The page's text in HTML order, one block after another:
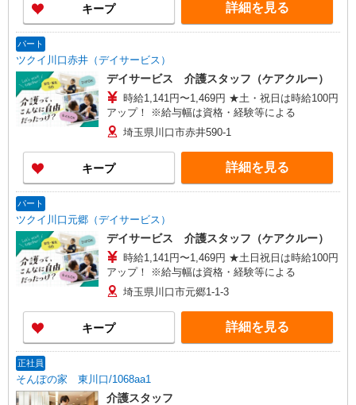
キープ 詳細を見る
パート
ツクイ川口赤井（デイサービス）
デイサービス 介護スタッフ（ケアクルー）
時給1,141円〜1,469円 ★土・祝日は時給100円
アップ！ ※給与幅は資格・経験等による
埼玉県川口市赤井590-1
キープ 詳細を見る
パート
ツクイ川口元郷（デイサービス）
デイサービス 介護スタッフ（ケアクルー）
時給1,141円〜1,469円 ★土日祝日は時給100円
アップ！ ※給与幅は資格・経験等による
埼玉県川口市元郷1-1-3
キープ 詳細を見る
正社員
そんぽの家 東川口/1068aa1
介護スタッフ